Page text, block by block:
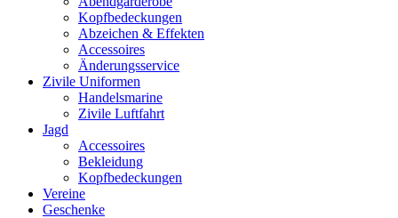
Kopfbedeckungen
Abzeichen & Effekten
Accessoires
Änderungsservice
Zivile Uniformen
Handelsmarine
Zivile Luftfahrt
Jagd
Accessoires
Bekleidung
Kopfbedeckungen
Vereine
Geschenke